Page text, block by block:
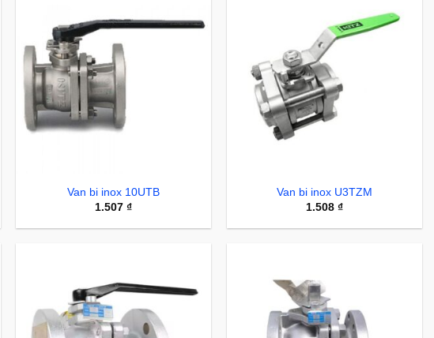
Van bi inox 10UTB
1.507₫
Van bi inox U3TZM
1.508₫